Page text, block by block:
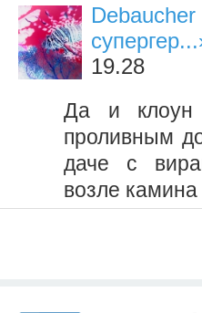
Debaucher
19.28
Да и
проливным
даче с
возле камина